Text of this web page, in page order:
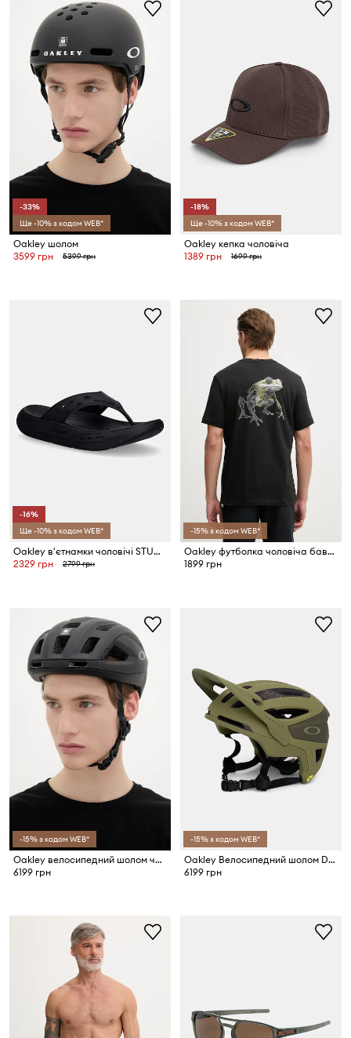
-33%
Ще -10% з кодом WEB*
Oakley шолом
3599 грн
5399 грн
-18%
Ще -10% з кодом WEB*
Oakley кепка чоловіча
1389 грн
1699 грн
-16%
Ще -10% з кодом WEB*
Oakley в'єтнамки чоловічі STUDIO
2329 грн
2799 грн
-15% з кодом WEB*
Oakley футболка чоловіча бавовняна FUTURESCAPE FROG
1899 грн
-15% з кодом WEB*
Oakley велосипедний шолом чоловічий ARO3 Endurance
6199 грн
-15% з кодом WEB*
Oakley Велосипедний шолом DRT3 TRAIL EUROPE
6199 грн